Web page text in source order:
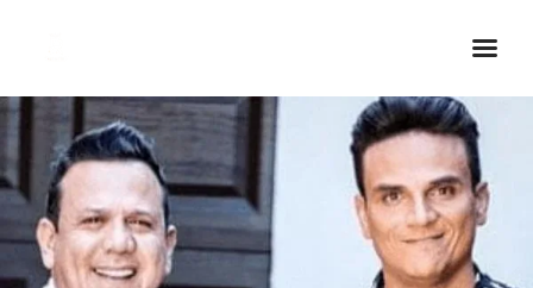
Inicio Real FM
Streaming
En Vivo
Descarga La APP